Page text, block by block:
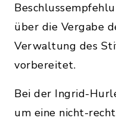
über die Vergabe
Verwaltung des
vorbereitet.
Bei der Ingrid-
um eine nicht-